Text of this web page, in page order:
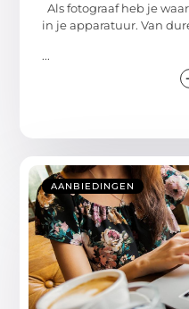
Als fotograaf heb je
in je apparatuur. Van
...
AANBIEDINGEN